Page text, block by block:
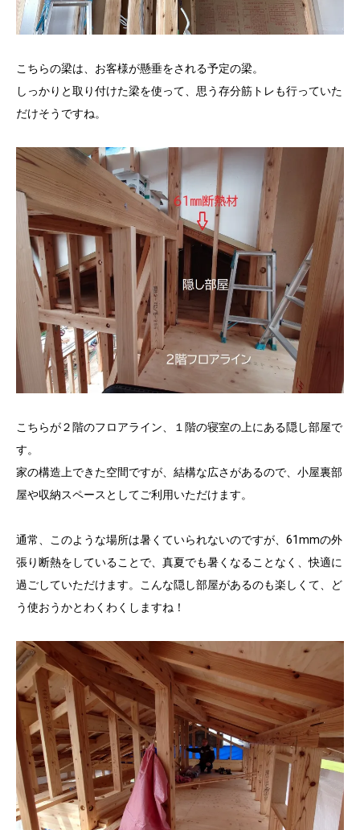
こちらの梁は、お客様が懸垂をされる予定の梁。
しっかりと取り付けた梁を使って、思う存分筋トレも行っていた
だけそうですね。
こちらが２階のフロアライン、１階の寝室の上にある隠し部屋で
す。
家の構造上できた空間ですが、結構な広さがあるので、小屋裏部
屋や収納スペースとしてご利用いただけます。
通常、このような場所は暑くていられないのですが、61mmの外
張り断熱をしていることで、真夏でも暑くなることなく、快適に
過ごしていただけます。こんな隠し部屋があるのも楽しくて、ど
う使おうかとわくわくしますね！